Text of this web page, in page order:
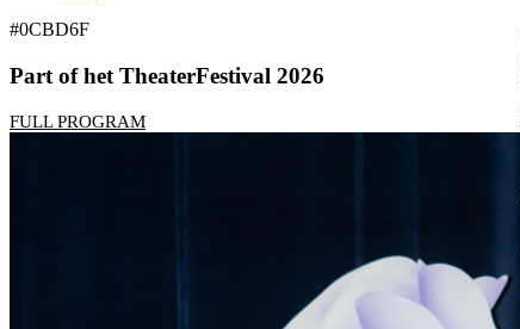
#0CBD6F
Part of het TheaterFestival 2026
FULL PROGRAM